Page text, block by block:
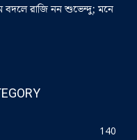
বদলে রাজি নন শুভেন্দু; মনে
140